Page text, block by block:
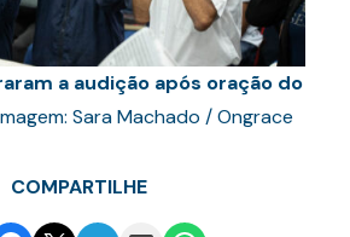
a audição após oração do
Sara Machado / Ongrace
COMPARTILHE